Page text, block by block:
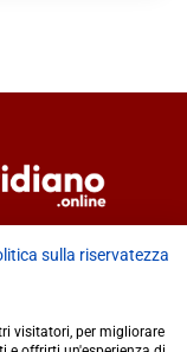
Falcisulla riservatezza
visitatori, per migliorare